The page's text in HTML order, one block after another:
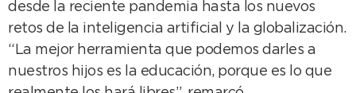
desde la reciente pandemia hasta los nuevos
retos de la inteligencia artificial y la globalización.
“La mejor herramienta que podemos darles a
nuestros hijos es la educación, porque es lo que